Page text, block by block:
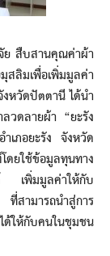
สืบสานคุณค่าผ้า
มเพื่อเพิ่มมูลค่า
หวัดปัตตานี ได้นำ
วดลายผ้า “ยะรัง
ภอยะรัง จังหวัด
ช้ข้อมูลทุนทาง
เพิ่มมูลค่าให้กับ
ามารถนำสู่การ
ให้กับคนในชุมชน